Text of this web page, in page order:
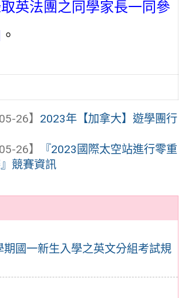
國一新生入學之英文分組考試規
英法團之同學家長一同參
。
26】 2023年【加拿大】遊學團行
26】
『2023國際太空站進行零重
競賽資訊